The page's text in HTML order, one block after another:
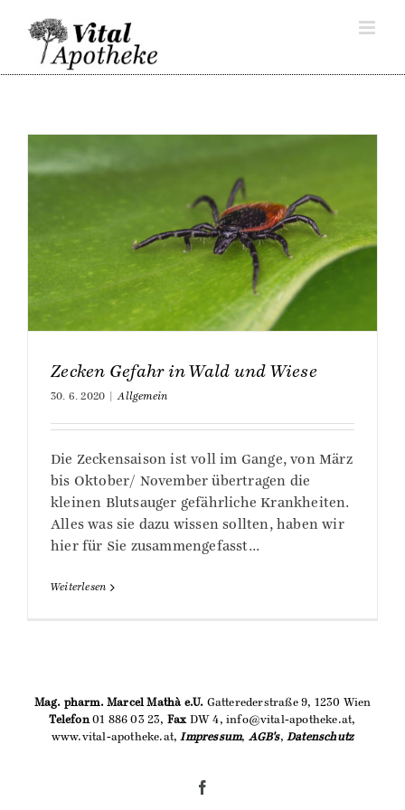
content
Zecken Gefahr in Wald und Wiese
30. 6. 2020 Allgemein
Die Zeckensaison ist voll im Gange, von März
bis Oktober/ November übertragen die
kleinen Blutsauger gefährliche Krankheiten.
Alles was sie dazu wissen sollten, haben wir
hier für Sie zusammengefasst...
Weiterlesen
Mag. pharm. Marcel Mathà e.U. Gatterederstraße 9, 1230 Wien
Telefon01 886 03 23, FaxDW 4, info@vital-apotheke.at,
www.vital-apotheke.at,Impressum, AGB's,Datenschutz